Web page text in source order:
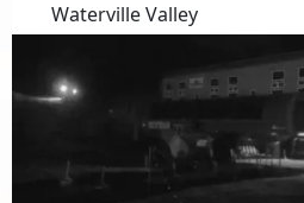
Waterville Valley